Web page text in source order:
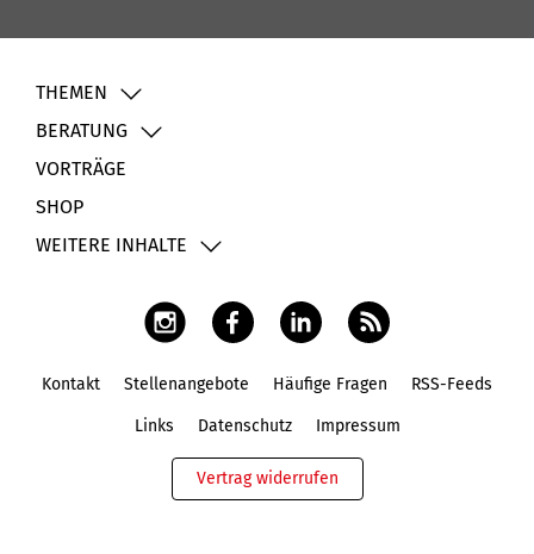
THEMEN
BERATUNG
VORTRÄGE
SHOP
WEITERE INHALTE
Kontakt Stellenangebote Häufige Fragen RSS-Feeds
Links Datenschutz Impressum
Vertrag widerrufen